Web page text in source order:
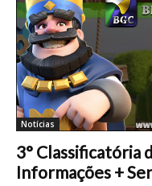
Notícias
3° Classificatória
Informações +